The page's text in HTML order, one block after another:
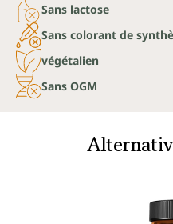
Sans lactose
Sans colorant de
végétalien
Sans OGM